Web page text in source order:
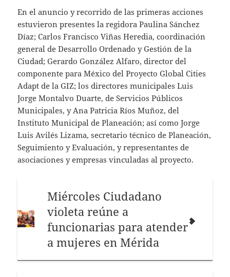
En el anuncio y recorrido de las primeras acciones
estuvieron presentes la regidora Paulina Sánchez
Díaz; Carlos Francisco Viñas Heredia, coordinación
general de Desarrollo Ordenado y Gestión de la
Ciudad; Gerardo González Alfaro, director del
componente para México del Proyecto Global Cities
Adapt de la GIZ; los directores municipales Luis
Jorge Montalvo Duarte, de Servicios Públicos
Municipales, y Ana Patricia Ríos Muñoz, del
Instituto Municipal de Planeación; así como Jorge
Luis Avilés Lizama, secretario técnico de Planeación,
Seguimiento y Evaluación, y representantes de
asociaciones y empresas vinculadas al proyecto.
Miércoles Ciudadano
violeta reúne a
funcionarias para atender
a mujeres en Mérida